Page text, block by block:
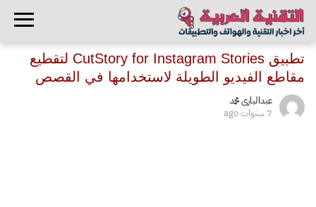
تطبيق CutStory for Instagram Stories لتقطيع
مقاطع الفيديو الطويلة لاستخدامها في القصص
عبدالبارى محمد
7 سنوات ago